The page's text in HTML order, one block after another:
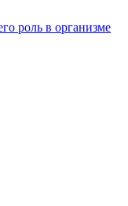
роль в организме